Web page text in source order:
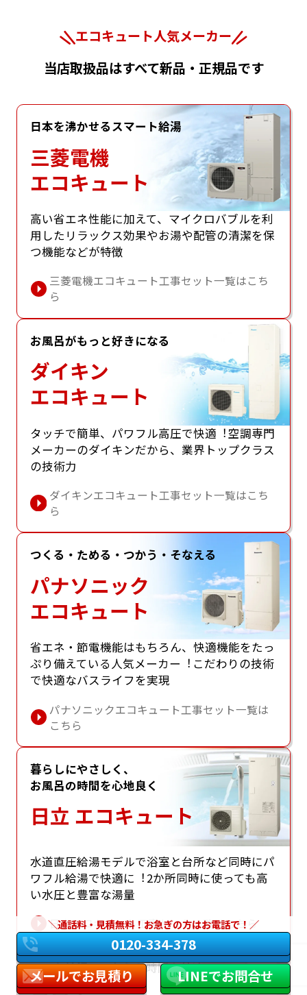
エコキュート人気メーカー
当店取扱品はすべて新品・正規品です
日本を沸かせるスマート給湯
三菱電機
エコキュート
⾼い省エネ性能に加えて、マイクロバブルを利
⽤したリラックス効果やお湯や配管の清潔を保
つ機能などが特徴
三菱電機エコキュート工事セット一覧はこち
ら
お風呂がもっと好きになる
ダイキン
エコキュート
タッチで簡単、パワフル⾼圧で快適︕空調専⾨
メーカーのダイキンだから、業界トップクラス
の技術⼒
ダイキンエコキュート工事セット一覧はこち
ら
つくる・ためる・つかう・そなえる
パナソニック
エコキュート
省エネ・節電機能はもちろん、快適機能をたっ
ぷり備えている⼈気メーカー︕こだわりの技術
で快適なバスライフを実現
パナソニックエコキュート工事セット一覧は
こちら
暮らしにやさしく、
お風呂の時間を心地良く
日立 エコキュート
⽔道直圧給湯モデルで浴室と台所など同時にパ
ワフル給湯で快適に︕2か所同時に使っても⾼
い⽔圧と豊富な湯量
日立エコキュート工事セット一覧はこちら
エコな給湯で、おうち時間を快適に
通話料・見積無料！お急ぎの方はお電話で！
0120-334-378
メールでお見積り
LINEでお問合せ